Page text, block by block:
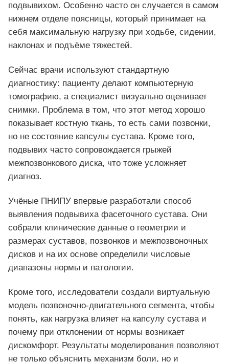
подвывихом. Особенно часто он случается в самом
нижнем отделе поясницы, который принимает на
себя максимальную нагрузку при ходьбе, сидении,
наклонах и подъёме тяжестей.
Сейчас врачи используют стандартную
диагностику: пациенту делают компьютерную
томографию, а специалист визуально оценивает
снимки. Проблема в том, что этот метод хорошо
показывает костную ткань, то есть сами позвонки,
но не состояние капсулы сустава. Кроме того,
подвывих часто сопровождается грыжей
межпозвонкового диска, что тоже усложняет
диагноз.
Учёные ПНИПУ впервые разработали способ
выявления подвывиха фасеточного сустава. Они
собрали клинические данные о геометрии и
размерах суставов, позвонков и межпозвоночных
дисков и на их основе определили числовые
диапазоны нормы и патологии.
Кроме того, исследователи создали виртуальную
модель позвоночно‑двигательного сегмента, чтобы
понять, как нагрузка влияет на капсулу сустава и
почему при отклонении от нормы возникает
дискомфорт. Результаты моделирования позволяют
не только объяснить механизм боли, но и